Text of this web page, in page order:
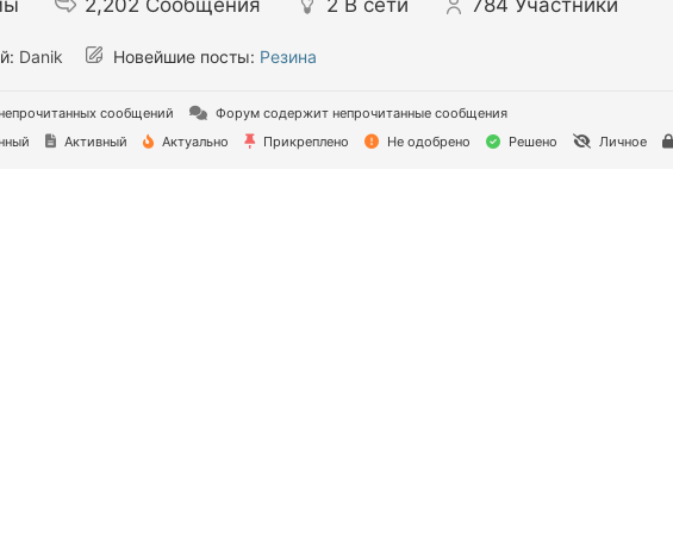
Danik Новейшие посты: Резина
сообщений
Форум содержит непрочитанные сообщения
Активный Актуально Прикреплено Не одобрено Решено Личное